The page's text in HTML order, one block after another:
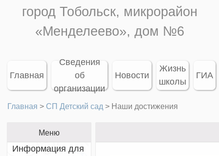
город Тобольск, микрорайон
«Менделеево», дом №6
Главная
Сведения
об
организации
Новости
Жизнь
школы
ГИА
Главная > СП Детский сад > Наши достижения
Меню
Информация для